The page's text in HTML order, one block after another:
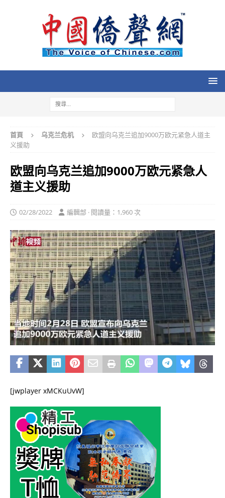
首頁 乌克兰危机
欧盟向乌克兰追加9000万欧元紧急人道主
义援助
欧盟向乌克兰追加9000万欧元紧急人
道主义援助
02/28/2022 編輯部 · 閱讀量：1,960 次
[jwplayer xMCKuUvW]